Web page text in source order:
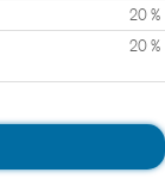
20 %
20 %